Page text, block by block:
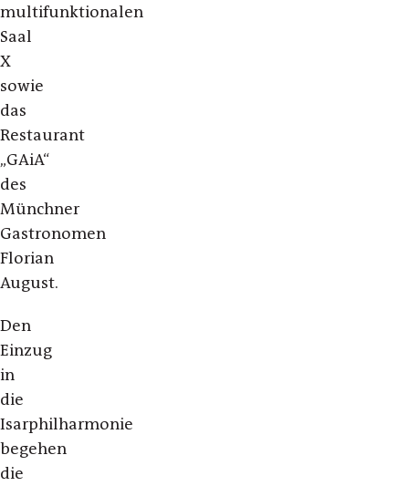
multifunktionalen
Saal
X
sowie
das
Restaurant
„GAiA“
des
Münchner
Gastronomen
Florian
August.
Den
Einzug
in
die
Isarphilharmonie
begehen
die